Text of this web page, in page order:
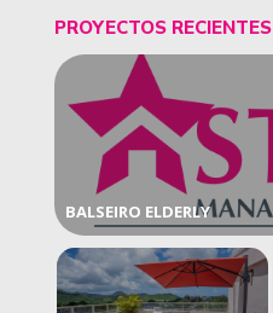
PROYECTOS RECIENTES
BALSEIRO ELDERLY